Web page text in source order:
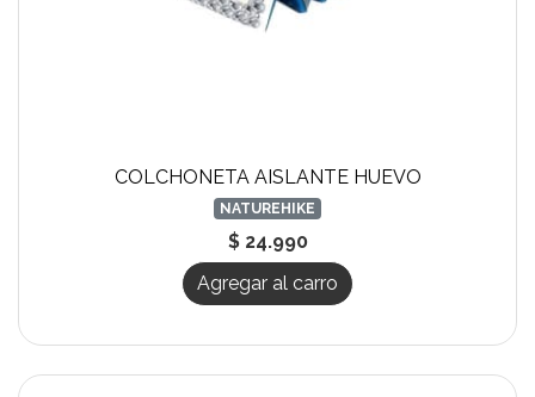
COLCHONETA AISLANTE HUEVO
NATUREHIKE
$ 24.990
Agregar al carro